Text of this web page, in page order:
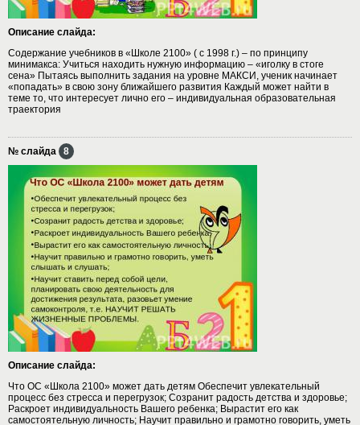
Описание слайда:
Содержание учебников в «Школе 2100» ( с 1998 г.) – по принципу
минимакса: Учиться находить нужную информацию – «иголку в стоге
сена» Пытаясь выполнить задания на уровне МАКСИ, ученик начинает
«попадать» в свою зону ближайшего развития Каждый может найти в
теме то, что интересует лично его – индивидуальная образовательная
траектория
№ слайда 8
Описание слайда:
Что ОС «Школа 2100» может дать детям Обеспечит увлекательный
процесс без стресса и перегрузок; Созранит радость детства и здоровье;
Раскроет индивидуальность Вашего ребенка; Вырастит его как
самостоятельную личность; Научит правильно и грамотно говорить, уметь